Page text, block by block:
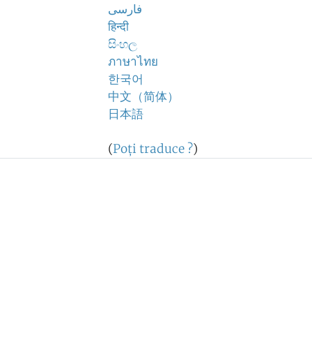
فارسی
हिन्दी
සිංහල
ภาษาไทย
한국어
中文（简体）
日本語
(Poţi traduce ?)